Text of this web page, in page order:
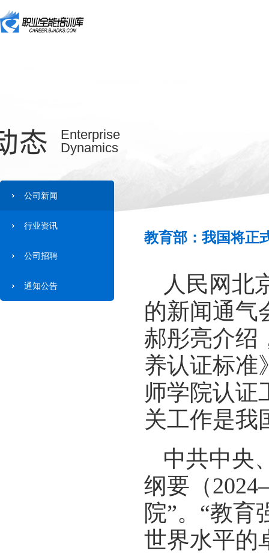
态
Enterprise
Dynamics
公司新闻
行业资讯
公司招聘
通知公告
教育部：我国将正
人民网北
的新闻通气
郝彤亮介绍
养认证标准
师学院认证
关工作是我
中共中央
纲要（
院”。“教育
世界水平的